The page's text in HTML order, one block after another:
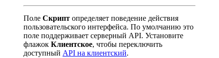
Поле Скрипт определяет поведение действия
пользовательского интерфейса. По умолчанию это
поле поддерживает серверный API. Установите
флажок Клиентское, чтобы переключить
доступный API на клиентский.